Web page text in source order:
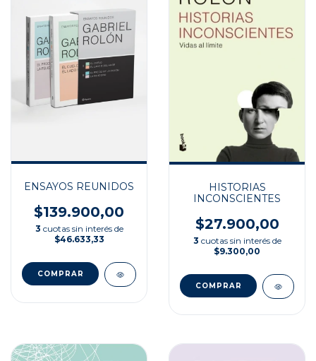
ENSAYOS REUNIDOS
$139.900,00
3 cuotas sin interés de
$46.633,33
HISTORIAS
INCONSCIENTES
$27.900,00
3 cuotas sin interés de
$9.300,00